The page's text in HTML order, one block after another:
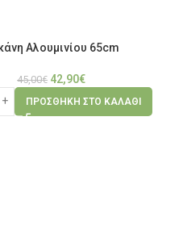
Αλουμινίου 65cm
45,00€ 42,90€
ΠΡΟΣΘΉΚΗ ΣΤΟ ΚΑΛΆΘΙ